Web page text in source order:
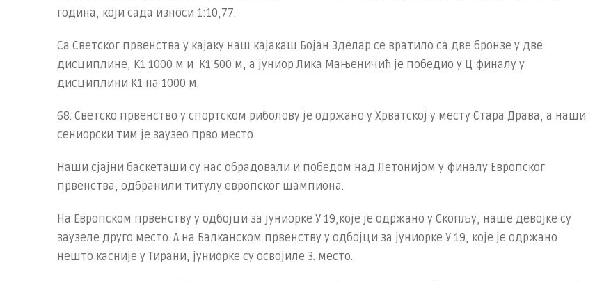
година, који сада износи 1:10,77.
Са Светског првенства у кајаку наш кајакаш Бојан Зделар се вратило са две бронзе у две
дисциплине, К1 1000 м и К1 500 м, а јуниор Лика Мањеничић је победио у Ц финалу у
дисциплини К1 на 1000 м.
68. Светско првенство у спортском риболову је одржано у Хрватској у месту Стара Драва, а наши
сениорски тим је заузео прво место.
Наши сјајни баскеташи су нас обрадовали и победом над Летонијом у финалу Европског
првенства, одбранили титулу европског шампиона.
На Европском првенству у одбојци за јуниорке У 19,које је одржано у Скопљу, наше девојке су
заузеле друго место. А на Балканском првенству у одбојци за јуниорке У 19, које је одржано
нешто касније у Тирани, јуниорке су освојиле 3. место.